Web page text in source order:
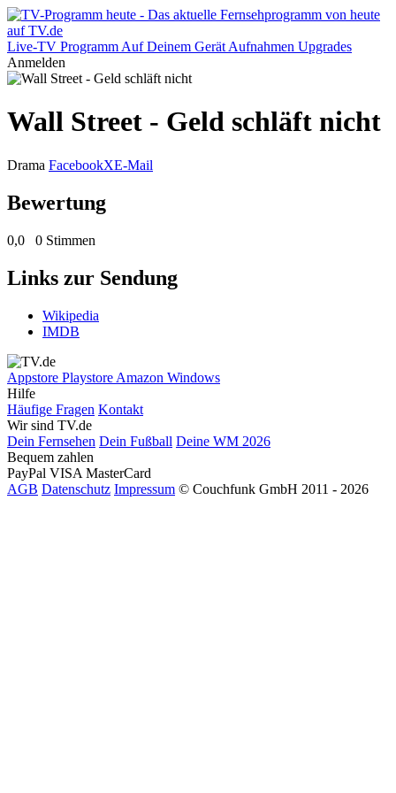
Live-TV Programm Auf Deinem Gerät Aufnahmen Upgrades
Anmelden
Wall Street - Geld schläft nicht
Drama FacebookXE-Mail
Bewertung
0,0 0 Stimmen
Links zur Sendung
Wikipedia
IMDB
Appstore Playstore Amazon Windows
Hilfe
Häufige Fragen Kontakt
Wir sind TV.de
Dein Fernsehen Dein Fußball Deine WM 2026
Bequem zahlen
PayPal VISA MasterCard
AGB Datenschutz Impressum © Couchfunk GmbH 2011 - 2026